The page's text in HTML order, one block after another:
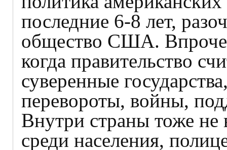
последние 6-8 лет,
общество США.
когда правительство
суверенные
перевороты, войны,
Внутри страны тоже не
среди населения,